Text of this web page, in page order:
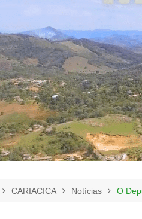
CARIACICA Notícias O